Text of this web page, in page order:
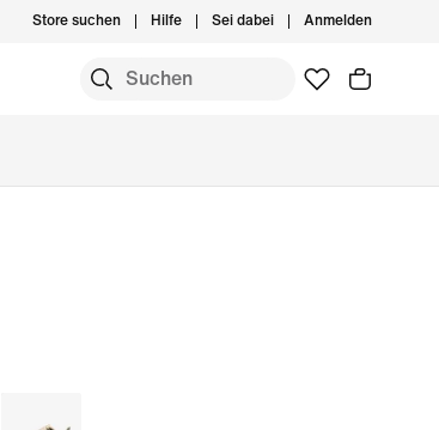
Store suchen Hilfe Sei dabei Anmelden